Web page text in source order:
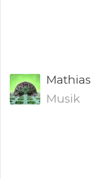
Mathias
Musik